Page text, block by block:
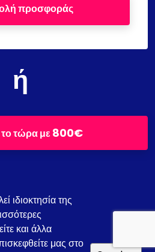
προσφοράς
ή
τώρα με800€
ιδιοκτησία της
και άλλα
μας στο